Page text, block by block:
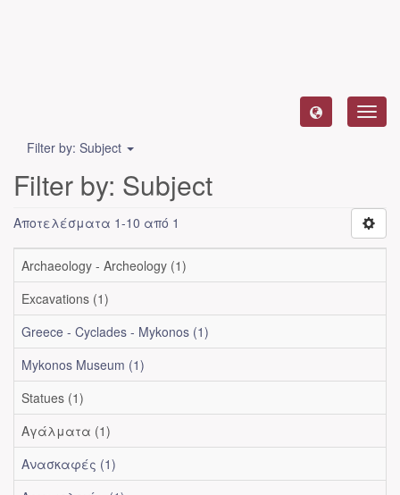
Filter by: Subject
Filter by: Subject
Αποτελέσματα 1-10 από 1
Archaeology - Archeology (1)
Excavations (1)
Greece - Cyclades - Mykonos (1)
Mykonos Museum (1)
Statues (1)
Αγάλματα (1)
Ανασκαφές (1)